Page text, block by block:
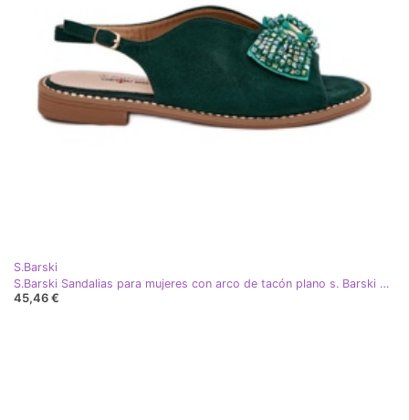
S.Barski
S.Barski Sandalias para mujeres con arco de tacón plano s. Barski KV51-014 Verde
45,46 €